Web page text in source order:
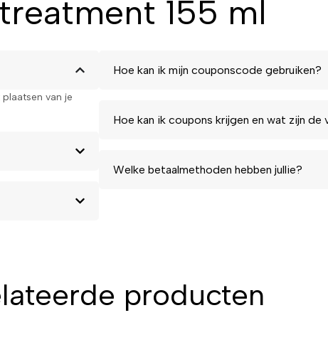
155 ml
van je
Hoe kan ik mijn couponscode gebruiken?
Hoe kan ik coupons krijgen en wat zijn de
Welke betaalmethoden hebben jullie?
producten